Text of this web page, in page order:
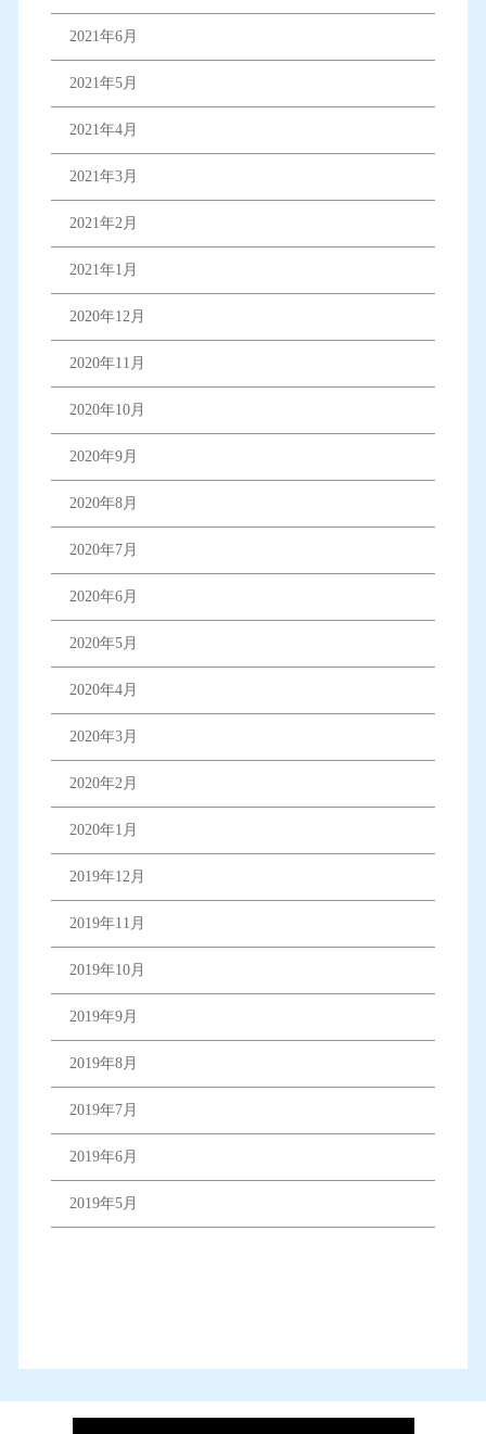
2021年6月
2021年5月
2021年4月
2021年3月
2021年2月
2021年1月
2020年12月
2020年11月
2020年10月
2020年9月
2020年8月
2020年7月
2020年6月
2020年5月
2020年4月
2020年3月
2020年2月
2020年1月
2019年12月
2019年11月
2019年10月
2019年9月
2019年8月
2019年7月
2019年6月
2019年5月